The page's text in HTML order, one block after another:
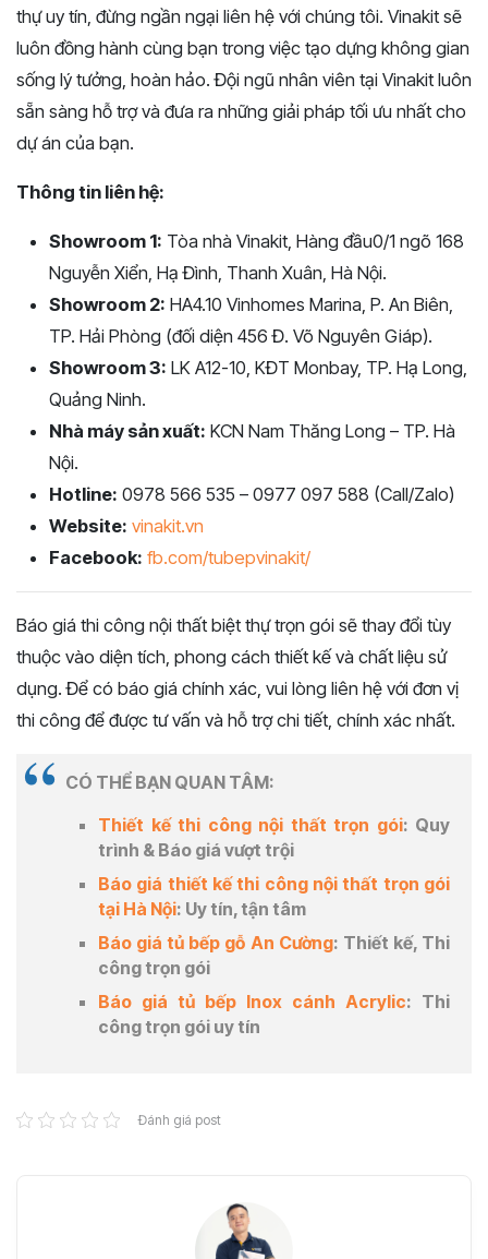
thự uy tín, đừng ngần ngại liên hệ với chúng tôi. Vinakit sẽ
luôn đồng hành cùng bạn trong việc tạo dựng không gian
sống lý tưởng, hoàn hảo. Đội ngũ nhân viên tại Vinakit luôn
sẵn sàng hỗ trợ và đưa ra những giải pháp tối ưu nhất cho
dự án của bạn.
Thông tin liên hệ:
Showroom 1: Tòa nhà Vinakit, Hàng đầu0/1 ngõ 168
Nguyễn Xiển, Hạ Đình, Thanh Xuân, Hà Nội.
Showroom 2: HA4.10 Vinhomes Marina, P. An Biên,
TP. Hải Phòng (đối diện 456 Đ. Võ Nguyên Giáp).
Showroom 3: LK A12-10, KĐT Monbay, TP. Hạ Long,
Quảng Ninh.
Nhà máy sản xuất: KCN Nam Thăng Long – TP. Hà
Nội.
Hotline: 0978 566 535 – 0977 097 588 (Call/Zalo)
Website: vinakit.vn
Facebook: fb.com/tubepvinakit/
Báo giá thi công nội thất biệt thự trọn gói sẽ thay đổi tùy
thuộc vào diện tích, phong cách thiết kế và chất liệu sử
dụng. Để có báo giá chính xác, vui lòng liên hệ với đơn vị
thi công để được tư vấn và hỗ trợ chi tiết, chính xác nhất.
CÓ THỂ BẠN QUAN TÂM:
Thiết kế thi công nội thất trọn gói: Quy
trình & Báo giá vượt trội
Báo giá thiết kế thi công nội thất trọn gói
tại Hà Nội: Uy tín, tận tâm
Báo giá tủ bếp gỗ An Cường: Thiết kế, Thi
công trọn gói
Báo giá tủ bếp Inox cánh Acrylic: Thi
công trọn gói uy tín
Đánh giá post